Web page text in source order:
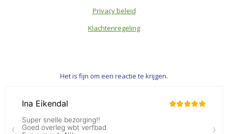
Privacy beleid
Klachtenregeling
Het is fijn om een reactie te krijgen.